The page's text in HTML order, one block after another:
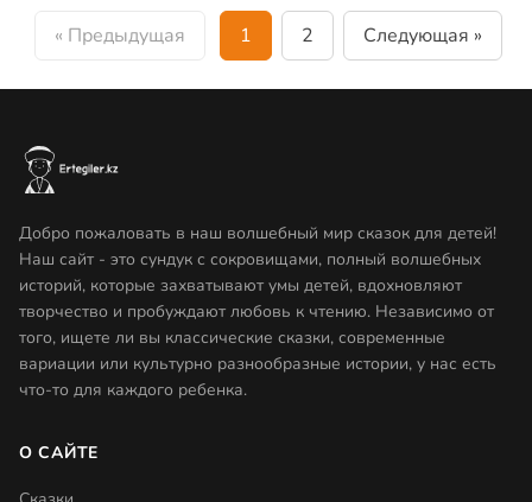
« Предыдущая 1 2 Следующая »
Добро пожаловать в наш волшебный мир сказок для детей!
Наш сайт - это сундук с сокровищами, полный волшебных
историй, которые захватывают умы детей, вдохновляют
творчество и пробуждают любовь к чтению. Независимо от
того, ищете ли вы классические сказки, современные
вариации или культурно разнообразные истории, у нас есть
что-то для каждого ребенка.
О САЙТЕ